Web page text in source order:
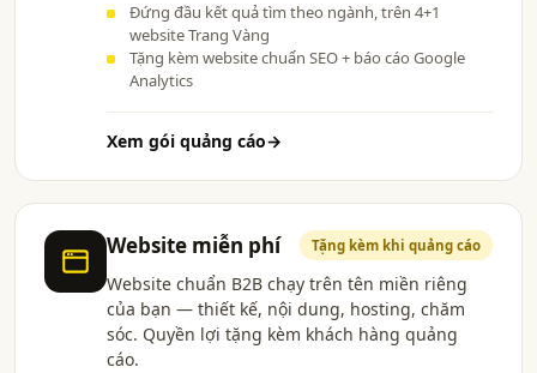
Đứng đầu kết quả tìm theo ngành, trên 4+1
website Trang Vàng
Tặng kèm website chuẩn SEO + báo cáo Google
Analytics
Xem gói quảng cáo→
Website miễn phí Tặng kèm khi quảng cáo
Website chuẩn B2B chạy trên tên miền riêng
của bạn — thiết kế, nội dung, hosting, chăm
sóc. Quyền lợi tặng kèm khách hàng quảng
cáo.